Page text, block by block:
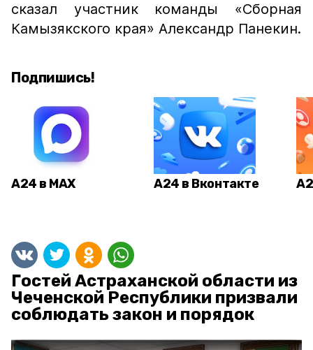
сказал участник команды «Сборная
Камызякского края» Александр Панекин.
Подпишись!
А24 в MAX А24 в Вконтакте
Гостей Астраханской области из
Чеченской Республики призвали
соблюдать закон и порядок